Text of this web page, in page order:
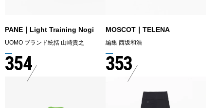
PANE｜Light Training Nogi
UOMO ブランド統括 山崎貴之
MOSCOT｜TELENA
編集 西坂和浩
354 353